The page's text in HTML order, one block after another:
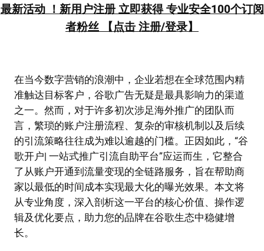
最新活动 ！新用户注册 立即获得 专业安全100个订阅
者粉丝 【点击 注册/登录】
在当今数字营销的浪潮中，企业若想在全球范围内精
准触达目标客户，谷歌广告无疑是最具影响力的渠道
之一。然而，对于许多初次涉足海外推广的团队而
言，繁琐的账户注册流程、复杂的审核机制以及后续
的引流策略往往成为难以逾越的门槛。正因如此，“谷
歌开户| 一站式推广引流自助平台”应运而生，它整合
了从账户开通到流量变现的全链路服务，旨在帮助商
家以最低的时间成本实现最大化的曝光效果。本文将
从专业角度，深入剖析这一平台的核心价值、操作逻
辑及优化要点，助力您的品牌在谷歌生态中稳健增
长。